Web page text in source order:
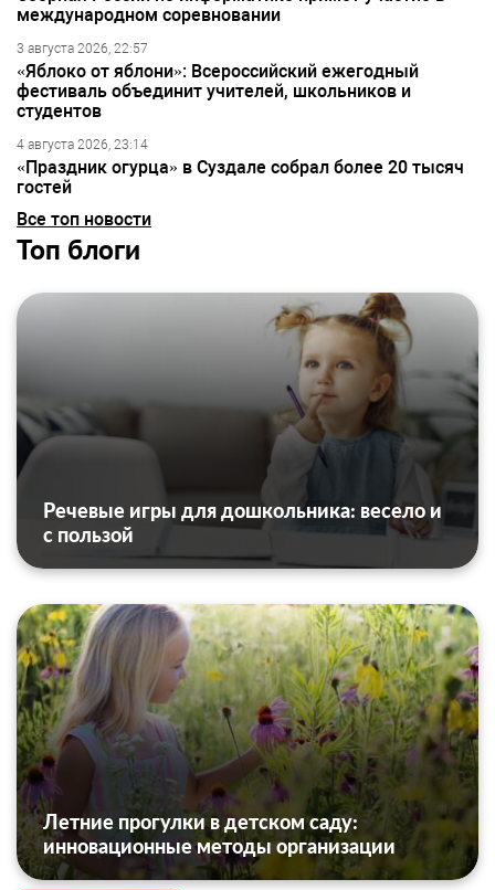
международном соревновании
3 августа 2026, 22:57
«Яблоко от яблони»: Всероссийский ежегодный
фестиваль объединит учителей, школьников и
студентов
4 августа 2026, 23:14
«Праздник огурца» в Суздале собрал более 20 тысяч
гостей
Все топ новости
Топ блоги
Речевые игры для дошкольника: весело и
с пользой
Летние прогулки в детском саду:
инновационные методы организации